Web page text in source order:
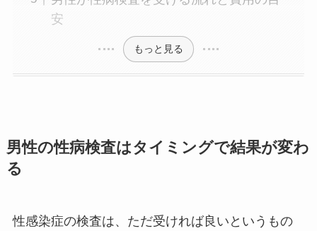
安
もっと見る
男性の性病検査はタイミングで結果が変わ
る
性感染症の検査は、ただ受ければ良いというもの